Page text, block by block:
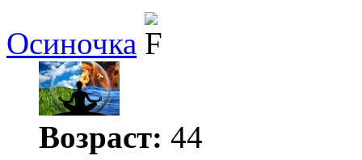
Осиночка
Возраст: 44